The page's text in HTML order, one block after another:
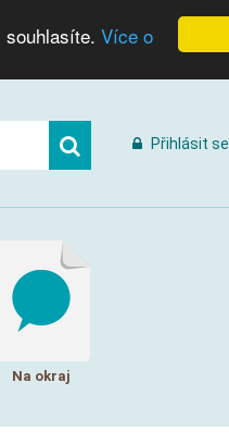
Více o
Přihlásit se
Na okraj